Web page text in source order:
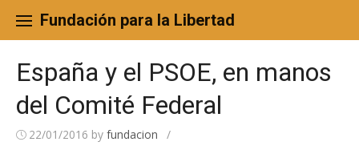
content
Fundación para la Libertad
España y el PSOE, en manos
del Comité Federal
22/01/2016 by fundacion /